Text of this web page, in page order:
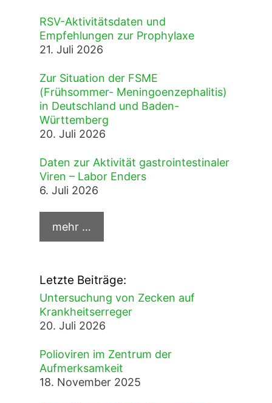
RSV-Aktivitätsdaten und
Empfehlungen zur Prophylaxe
21. Juli 2026
Zur Situation der FSME
(Frühsommer- Meningoenzephalitis)
in Deutschland und Baden-
Württemberg
20. Juli 2026
Daten zur Aktivität gastrointestinaler
Viren – Labor Enders
6. Juli 2026
Letzte Beiträge:
Untersuchung von Zecken auf
Krankheitserreger
20. Juli 2026
Polioviren im Zentrum der
Aufmerksamkeit
18. November 2025